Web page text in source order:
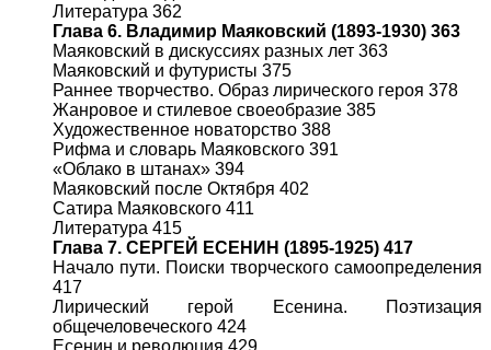
Литература 362
Глава 6. Владимир Маяковский (1893-1930) 363
Маяковский в дискуссиях разных лет 363
Маяковский и футуристы 375
Раннее творчество. Образ лирического героя 378
Жанровое и стилевое своеобразие 385
Художественное новаторство 388
Рифма и словарь Маяковского 391
«Облако в штанах» 394
Маяковский после Октября 402
Сатира Маяковского 411
Литература 415
Глава 7. СЕРГЕЙ ЕСЕНИН (1895-1925) 417
Начало пути. Поиски творческого самоопределения
417
Лирический герой Есенина. Поэтизация
общечеловеческого 424
Есенин и революция 429